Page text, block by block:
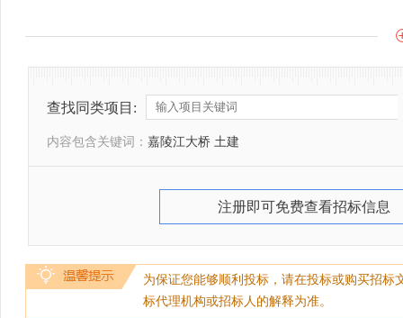
查找同类项目:
内容包含关键词： 嘉陵江大桥 土建
注册即可免费查看招标信息
为保证您能够顺利投标，请在投标或购买招
标代理机构或招标人的解释为准。